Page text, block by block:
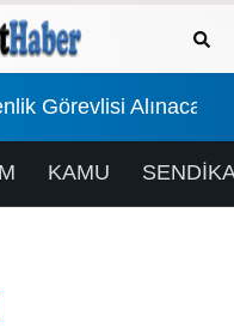
Görevlisi Alınacak:
KAMU